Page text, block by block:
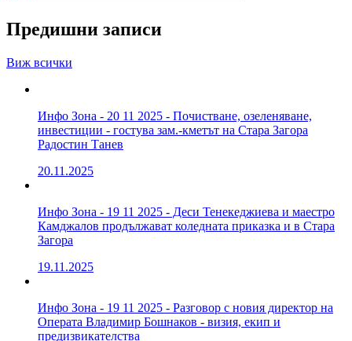
Предишни записи
Виж всички
Инфо Зона - 20 11 2025 - Почистване, озеленяване,
инвестиции - гостува зам.-кметът на Стара Загора
Радостин Танев
20.11.2025
Инфо Зона - 19 11 2025 - Деси Тенекеджиева и маестро
Камджалов продължават коледната приказка и в Стара
Загора
19.11.2025
Инфо Зона - 19 11 2025 - Разговор с новия директор на
Операта Владимир Бошнаков - визия, екип и
предизвикателства